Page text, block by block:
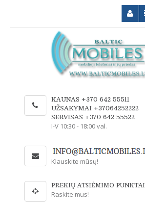
KAUNAS +370 642 55511
UŽSAKYMAI +37064252222
SERVISAS +370 642 55522
I-V 10:30 - 18:00 val.
Klauskite mūsų!
PREKIŲ ATSIĖMIMO PUNKTAI
Raskite mus!